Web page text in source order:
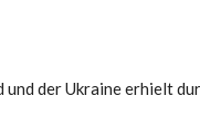
und der Ukraine erhielt